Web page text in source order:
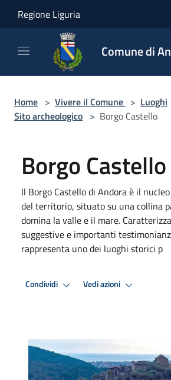
Regione Liguria
Comune di
Home > Vivere il Comune > Luoghi
Sito archeologico > Borgo Castello
Borgo Castello
Il Borgo Castello di Andora è il
del territorio, situato su una collina
domina la valle e il mare.
suggestive e importanti
rappresenta uno dei luoghi storici p
Condividi Vedi azioni